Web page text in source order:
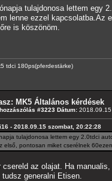
tulajdonosa lettem egy
lenne ezzel kapcsolatba.Az
is köszönöm.
tdci 180ps(pferdestärke)
MK5 Általános kérdések
#3223 Dátum:
- 2018.09.15 szombat, 20:22:28
tulajdonosa lettem egy 2.0tdci
első, pontosan miket cserélnek
csereld az olajat. Ha
generalni Etisen.